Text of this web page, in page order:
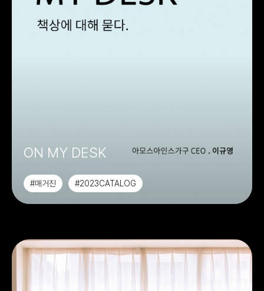
ON MY DESK
#매거진 #2023CATALOG